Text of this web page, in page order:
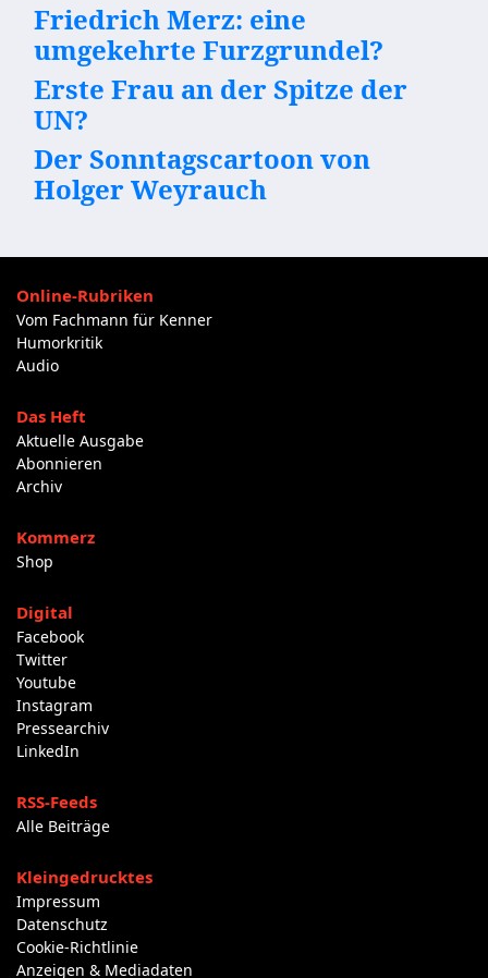
Friedrich Merz: eine
umgekehrte Furzgrundel?
Erste Frau an der Spitze der
UN?
Der Sonntagscartoon von
Holger Weyrauch
Online-Rubriken
Vom Fachmann für Kenner
Humorkritik
Audio
Das Heft
Aktuelle Ausgabe
Abonnieren
Archiv
Kommerz
Shop
Digital
Facebook
Twitter
Youtube
Instagram
Pressearchiv
LinkedIn
RSS-Feeds
Alle Beiträge
Kleingedrucktes
Impressum
Datenschutz
Cookie-Richtlinie
Anzeigen & Mediadaten